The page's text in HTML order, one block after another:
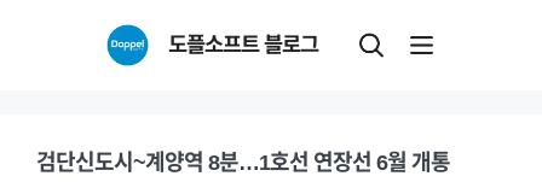
도플소프트 블로그
검단신도시~계양역 8분…1호선 연장선 6월 개통